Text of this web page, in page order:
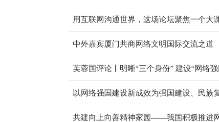
用互联网沟通世界，这场论坛聚焦一个大
中外嘉宾厦门共商网络文明国际交流之道
芙蓉国评论丨明晰“三个身份” 建设“网络强
以网络强国建设新成效为强国建设、民族
共建向上向善精神家园——我国积极推进